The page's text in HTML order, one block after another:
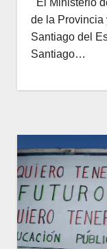
de la Provincia
Santiago del
Santiago…